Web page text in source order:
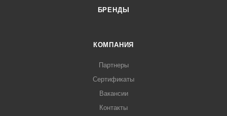
БРЕНДЫ
КОМПАНИЯ
Партнеры
Сертификаты
Вакансии
Контакты